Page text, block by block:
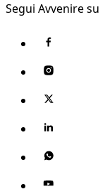
Segui Avvenire su